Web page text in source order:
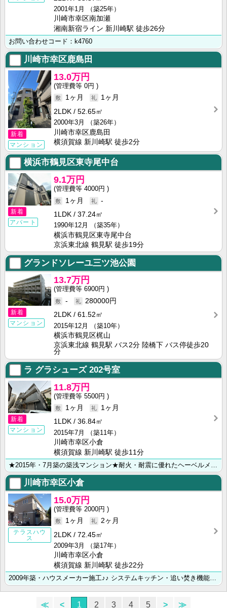
2001年1月
（築25年）
川崎市幸区南加瀬
湘南新宿ライン 新川崎駅 徒歩26分
お問い合わせコード：k4760
川崎市幸区鹿島田
新着
マンション
13.0万円
0円
1ヶ月
1ヶ月
2LDK
52.65㎡
2000年3月
（築26年）
川崎市幸区鹿島田
横須賀線 新川崎駅 徒歩2分
横浜市鶴見区東寺尾中台
新着
アパート
9.1万円
4000円
1ヶ月
-
1LDK
37.24㎡
1990年12月
（築35年）
横浜市鶴見区東寺尾中台
京浜東北線 鶴見駅 徒歩19分
グランドソレーユ三ツ池公園
新着
マンション
13.7万円
6900円
-
280000円
2LDK
61.52㎡
2015年12月
（築10年）
横浜市鶴見区梶山
京浜東北線 鶴見駅 バス2分 陸橋下 バス停徒歩20
分
ラ グラシューズ202号室
新着
マンション
11.8万円
5500円
1ヶ月
1ヶ月
1LDK
36.84㎡
2015年7月
（築11年）
川崎市幸区小倉
横須賀線 新川崎駅 徒歩11分
★2015年・7月築の築浅マンション★耐火・耐震に優れたヘーベルメゾン★オートロック・ＢＳ・南向き★･･･
川崎市幸区小倉
テラスハウ
ス
15.0万円
2000円
1ヶ月
2ヶ月
2LDK
72.45㎡
2009年3月
（築17年）
川崎市幸区小倉
横須賀線 新川崎駅 徒歩22分
2009年築・ハウスメーカー施工♪♪ システムキッチン・追い焚き機能・モニター付きインターホン・独立･･･
≪ < 1 2 3 4 5 > ≫